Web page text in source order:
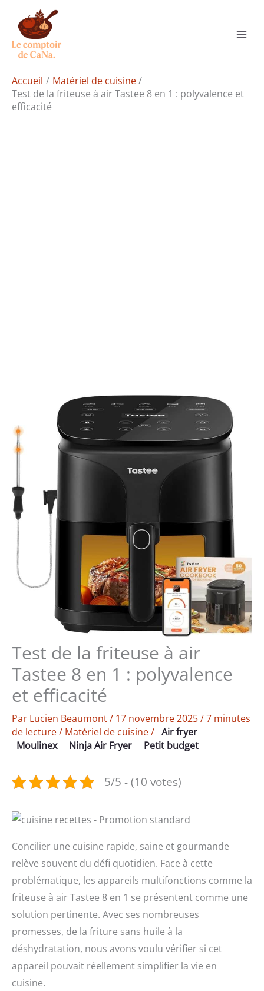
contenu
Accueil
Matériel de cuisine
Test de la friteuse à air Tastee 8 en 1 : polyvalence et
efficacité
Test de la friteuse à air
Tastee 8 en 1 : polyvalence
et efficacité
Par Lucien Beaumont/ 17 novembre 2025/7 minutes
de lecture/ Matériel de cuisine/ Air fryer
Moulinex
Ninja Air Fryer Petit budget
5/5 - (10 votes)
Concilier une cuisine rapide, saine et gourmande
relève souvent du défi quotidien. Face à cette
problématique, les appareils multifonctions comme la
friteuse à air Tastee 8 en 1 se présentent comme une
solution pertinente. Avec ses nombreuses
promesses, de la friture sans huile à la
déshydratation, nous avons voulu vérifier si cet
appareil pouvait réellement simplifier la vie en
cuisine.
Rechercher